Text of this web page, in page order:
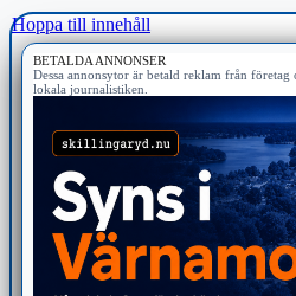
Hoppa till innehåll
BETALDA ANNONSER
Dessa annonsytor är betald reklam från företag
lokala journalistiken.